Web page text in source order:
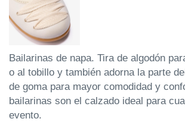
Bailarinas de napa. Tira de algodón
o al tobillo y también adorna la parte
de goma para mayor comodidad y
bailarinas son el calzado ideal para
evento.